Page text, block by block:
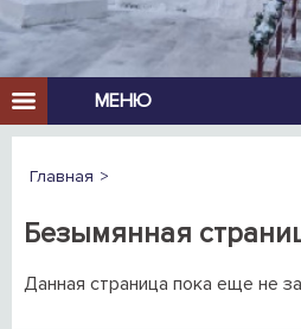
МЕНЮ
Главная
Безымянная
Данная страница пока еще не